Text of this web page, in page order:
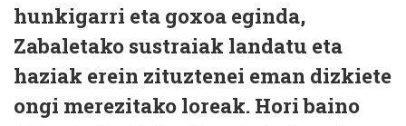
hunkigarri eta goxoa eginda,
Zabaletako sustraiak landatu eta
haziak erein zituztenei eman dizkiete
ongi merezitako loreak. Hori baino